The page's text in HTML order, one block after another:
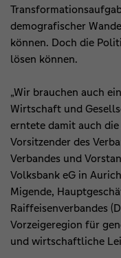
demografischer
können. Doch die
lösen können.
„Wir brauchen auch
Wirtschaft und
erntete damit auch
Vorsitzender des
Verbandes und
Volksbank eG in
Migende,
Raiffeisenverbandes
Vorzeigeregion für
und wirtschaftliche